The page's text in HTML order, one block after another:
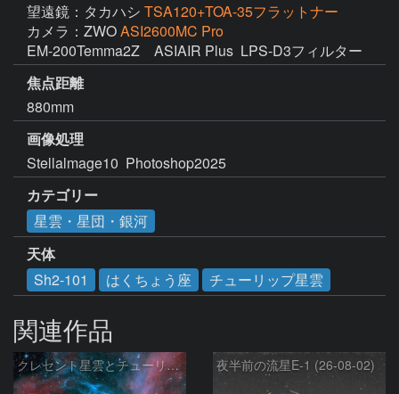
望遠鏡：タカハシ TSA120+TOA-35フラットナー
カメラ：ZWOASI2600MC Pro
EM-200Temma2Z　ASIAIR Plus  LPS-D3フィルター
焦点距離
880mm
画像処理
Stellalmage10  Photoshop2025
カテゴリー
星雲・星団・銀河
天体
Sh2-101
はくちょう座 チューリップ星雲
関連作品
クレセント星雲とチューリップ星雲の真ん中あたりにある星雲 NGC6883 ??? 夜半前の流星E-1 (26-08-02)